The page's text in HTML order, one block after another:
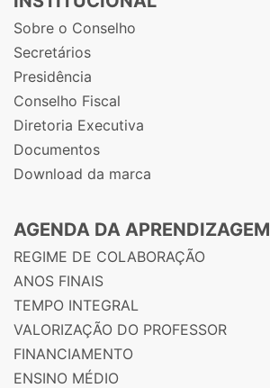
Sobre o Conselho
Secretários
Presidência
Conselho Fiscal
Diretoria Executiva
Documentos
Download da marca
AGENDA DA APRENDIZAGEM
REGIME DE COLABORAÇÃO
ANOS FINAIS
TEMPO INTEGRAL
VALORIZAÇÃO DO PROFESSOR
FINANCIAMENTO
ENSINO MÉDIO